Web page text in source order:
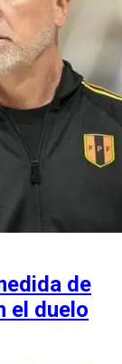
de
el duelo